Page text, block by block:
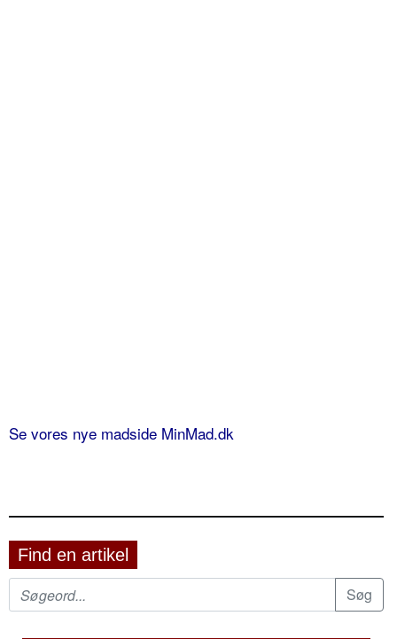
Se vores nye madside MinMad.dk
Find en artikel